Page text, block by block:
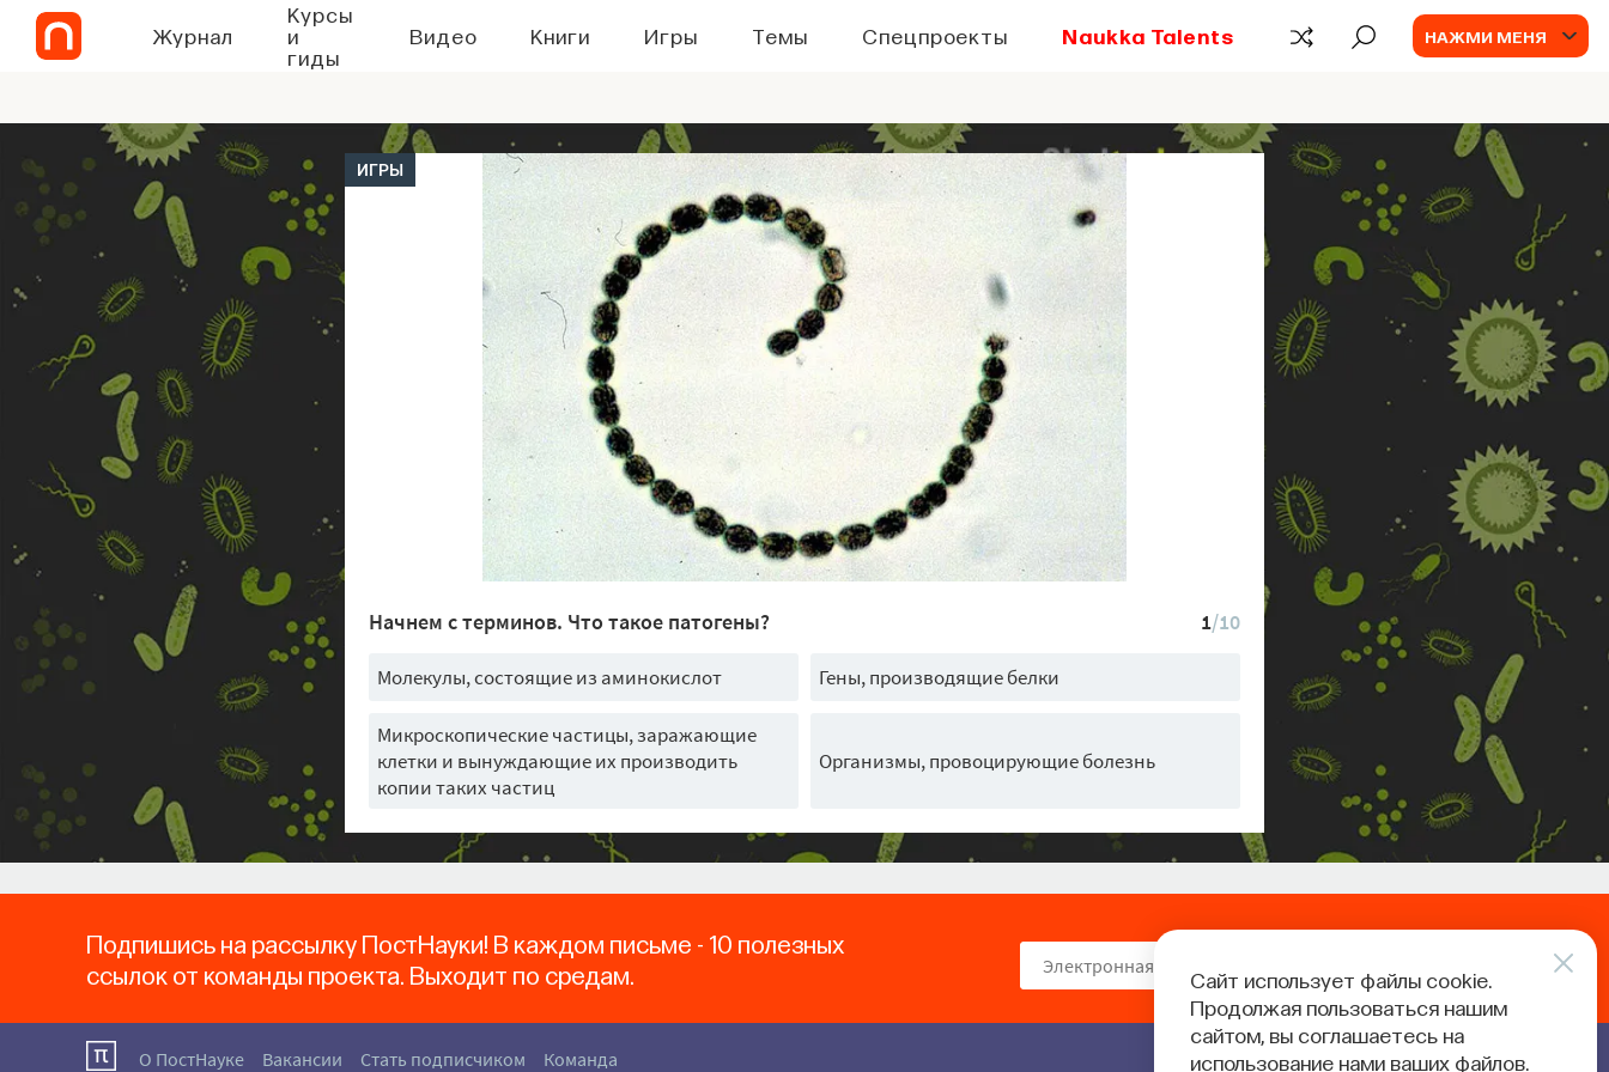
Журнал
Курсы
и
гиды
Видео Книги Игры Темы Спецпроекты Naukka Talents НАЖМИ МЕНЯ
ИГРЫ
Начнем с терминов. Что такое патогены? 1/10
Молекулы, состоящие из аминокислот Гены, производящие белки
Микроскопические частицы, заражающие
клетки и вынуждающие их производить
копии таких частиц
Организмы, провоцирующие болезнь
Подпишись на рассылку ПостНауки! В каждом письме - 10 полезных
ссылок от команды проекта. Выходит по средам.
О ПостНауке Вакансии Стать подписчиком Команда
Сайт использует файлы cookie.
Продолжая пользоваться нашим
сайтом, вы соглашаетесь на
использование нами ваших файлов.